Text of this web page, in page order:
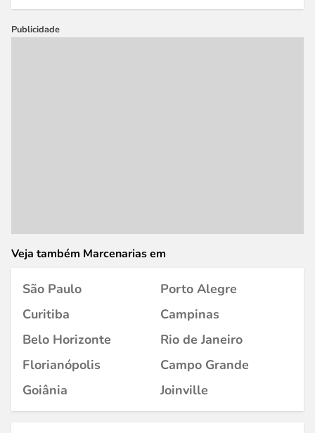
Publicidade
Veja também Marcenarias em
São Paulo
Porto Alegre
Curitiba
Campinas
Belo Horizonte
Rio de Janeiro
Florianópolis
Campo Grande
Goiânia
Joinville